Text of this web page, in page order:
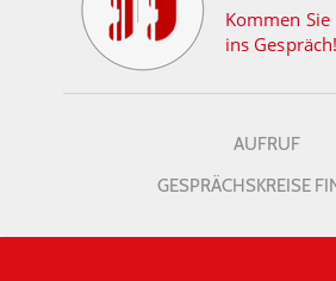
Kommen
ins Gespräch!
AUFRUF
GESPRÄCHSKREISE